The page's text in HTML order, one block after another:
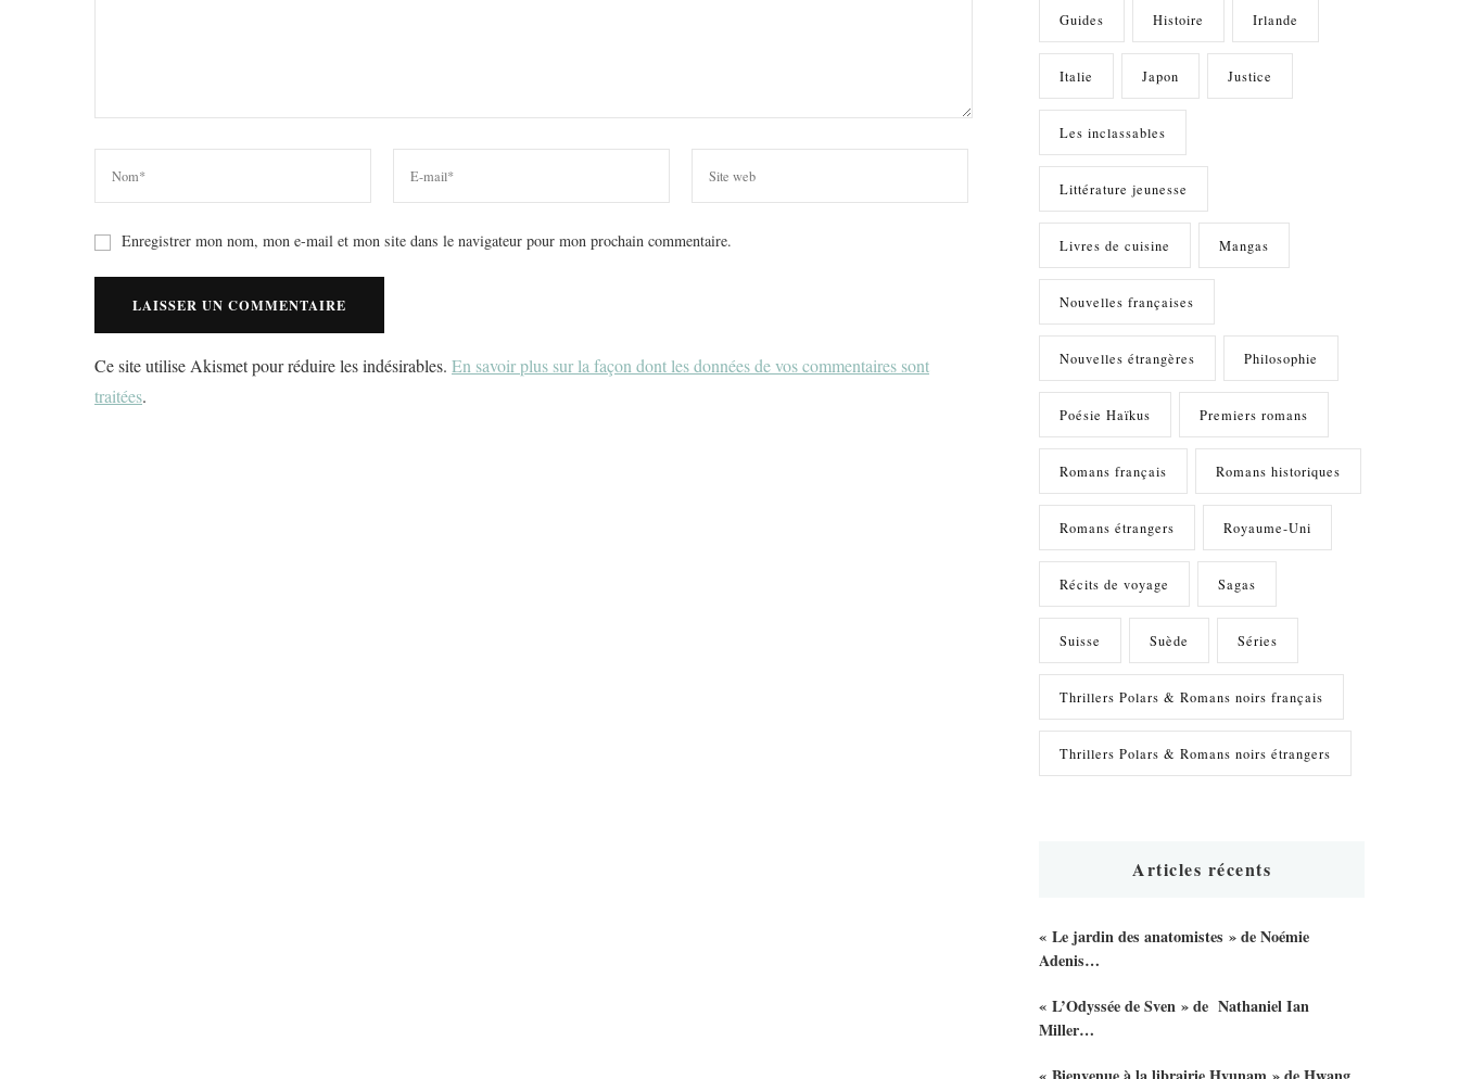
Enregistrer mon nom, mon e-mail et mon site dans le navigateur pour mon prochain commentaire.
Ce site utilise Akismet pour réduire les indésirables. En savoir plus sur la façon dont les données de vos commentaires sont
traitées.
Guides Histoire Irlande
Italie Japon Justice
Les inclassables
Littérature jeunesse
Livres de cuisine Mangas
Nouvelles françaises
Nouvelles étrangères Philosophie
Poésie Haïkus Premiers romans
Romans français Romans historiques
Romans étrangers Royaume-Uni
Récits de voyage Sagas
Suisse Suède Séries
Thrillers Polars & Romans noirs français
Thrillers Polars & Romans noirs étrangers
Articles récents
« Le jardin des anatomistes » de Noémie
Adenis…
« L’Odyssée de Sven » de Nathaniel Ian
Miller…